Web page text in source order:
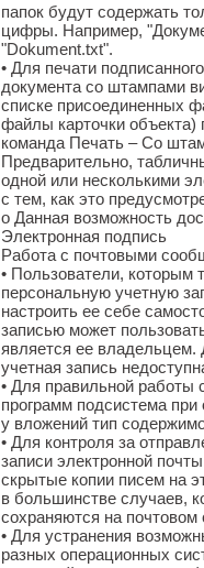
папок будут содержать
цифры. Например,
"Dokument.txt".
• Для печати
документа со штампами
списке присоединенных
файлы карточки объекта)
команда Печать – Со
Предварительно,
одной или несколькими
с тем, как это
o Данная возможность
Электронная подпись
Работа с почтовыми
• Пользователи, которым
персональную учетную
настроить ее себе
записью может
является ее владельцем.
учетная запись
• Для правильной работы
программ подсистема при
у вложений тип
• Для контроля за
записи электронной
скрытые копии писем на
в большинстве случаев,
сохраняются на почтовом
• Для устранения
разных операционных